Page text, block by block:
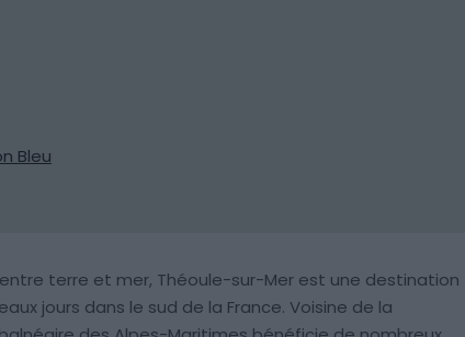
Bleu
terre et mer, Théoule-sur-Mer est une destination
jours dans le sud de la France. Voisine de la